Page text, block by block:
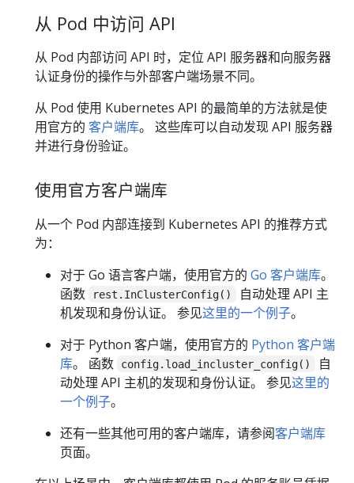
从 Pod 中访问 API
从 Pod 内部访问 API 时，定位 API 服务器和向服务器
认证身份的操作与外部客户端场景不同。
从 Pod 使用 Kubernetes API 的最简单的方法就是使
用官方的 客户端库。 这些库可以自动发现 API 服务器
并进行身份验证。
使用官方客户端库
从一个 Pod 内部连接到 Kubernetes API 的推荐方式
为：
对于 Go 语言客户端，使用官方的 Go 客户端库。
函数
rest.InClusterConfig()
自动处理 API 主
机发现和身份认证。 参见这里的一个例子。
对于 Python 客户端，使用官方的 Python 客户端
库。 函数 config.load_incluster_config()
自
动处理 API 主机的发现和身份认证。 参见这里的
一个例子。
还有一些其他可用的客户端库，请参阅客户端库
页面。